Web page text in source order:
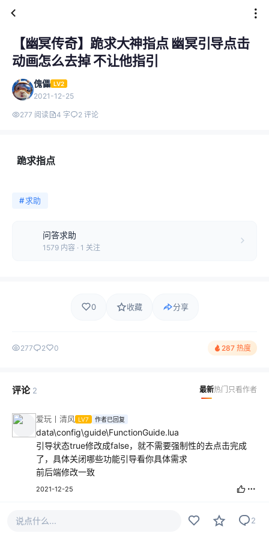
【幽冥传奇】跪求大神指点 幽冥引导点击
动画怎么去掉 不让他指引
傀儡 LV2
2021-12-25
277 阅读 4 字 2 评论
跪求指点
#求助
问答求助
1579 内容 · 1 关注
0 收藏 分享
277 2 0 287 热度
评论 2 最新热门 只看作者
爱玩丨清风 LV7 作者已回复
data\config\guide\FunctionGuide.lua
引导状态true修改成false，就不需要强制性的去点击完成
了，具体关闭哪些功能引导看你具体需求
前后端修改一致
2021-12-25
感谢大佬回复
说点什么... 2